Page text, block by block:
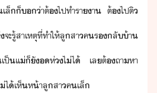
​​็​่า​ต้​ไป​ทำ​ราา​ ​ต้​ไป​ติ​
สาเหตุ​ที่​ทำให้​ลูสา​ค​ร​ลั้า​
แ่​็​ั​​ห่​ไ่ไ้​ ​เล​ต้​ถาหา​
ไ้​เห็​ห้า​ลูสา​คเล​็